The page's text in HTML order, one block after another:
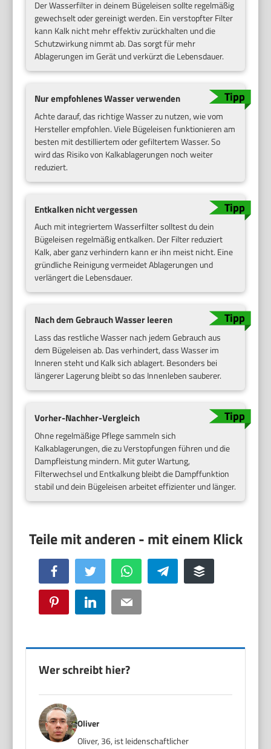
Der Wasserfilter in deinem Bügeleisen sollte regelmäßig
gewechselt oder gereinigt werden. Ein verstopfter Filter
kann Kalk nicht mehr effektiv zurückhalten und die
Schutzwirkung nimmt ab. Das sorgt für mehr
Ablagerungen im Gerät und verkürzt die Lebensdauer.
Nur empfohlenes Wasser verwenden
Achte darauf, das richtige Wasser zu nutzen, wie vom
Hersteller empfohlen. Viele Bügeleisen funktionieren am
besten mit destilliertem oder gefiltertem Wasser. So
wird das Risiko von Kalkablagerungen noch weiter
reduziert.
Entkalken nicht vergessen
Auch mit integriertem Wasserfilter solltest du dein
Bügeleisen regelmäßig entkalken. Der Filter reduziert
Kalk, aber ganz verhindern kann er ihn meist nicht. Eine
gründliche Reinigung vermeidet Ablagerungen und
verlängert die Lebensdauer.
Nach dem Gebrauch Wasser leeren
Lass das restliche Wasser nach jedem Gebrauch aus
dem Bügeleisen ab. Das verhindert, dass Wasser im
Inneren steht und Kalk sich ablagert. Besonders bei
längerer Lagerung bleibt so das Innenleben sauberer.
Vorher-Nachher-Vergleich
Ohne regelmäßige Pflege sammeln sich
Kalkablagerungen, die zu Verstopfungen führen und die
Dampfleistung mindern. Mit guter Wartung,
Filterwechsel und Entkalkung bleibt die Dampffunktion
stabil und dein Bügeleisen arbeitet effizienter und länger.
Facebook Twitter WhatsApp Telegram Buffer
Pinterest LinkedIn Email
Wer schreibt hier?
Oliver
Oliver, 36, ist leidenschaftlicher